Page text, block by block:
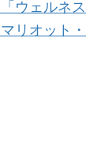
ウェルネス
リオット・